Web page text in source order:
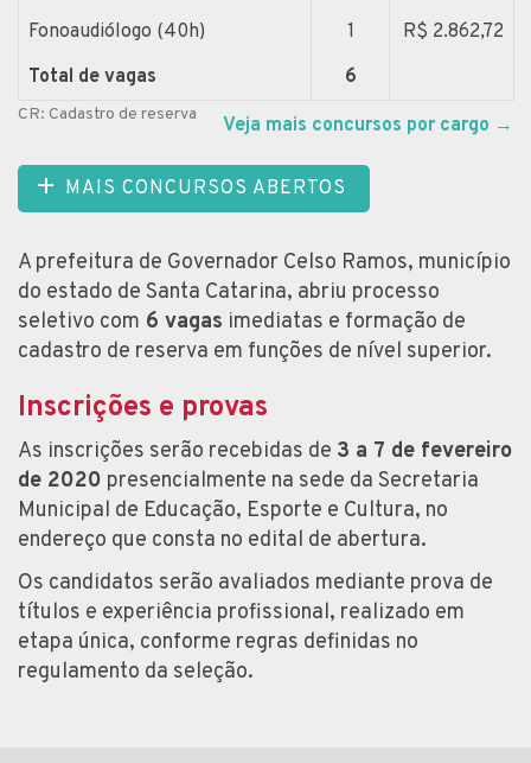
Fonoaudiólogo (40h)
1
R$ 2.862,72
Total de vagas
6
CR: Cadastro de reserva Veja mais concursos por cargo →
MAIS CONCURSOS ABERTOS
A prefeitura de Governador Celso Ramos, município
do estado de Santa Catarina, abriu processo
seletivo com 6 vagas imediatas e formação de
cadastro de reserva em funções de nível superior.
Inscrições e provas
As inscrições serão recebidas de 3 a 7 de fevereiro
de 2020 presencialmente na sede da Secretaria
Municipal de Educação, Esporte e Cultura, no
endereço que consta no edital de abertura.
Os candidatos serão avaliados mediante prova de
títulos e experiência profissional, realizado em
etapa única, conforme regras definidas no
regulamento da seleção.